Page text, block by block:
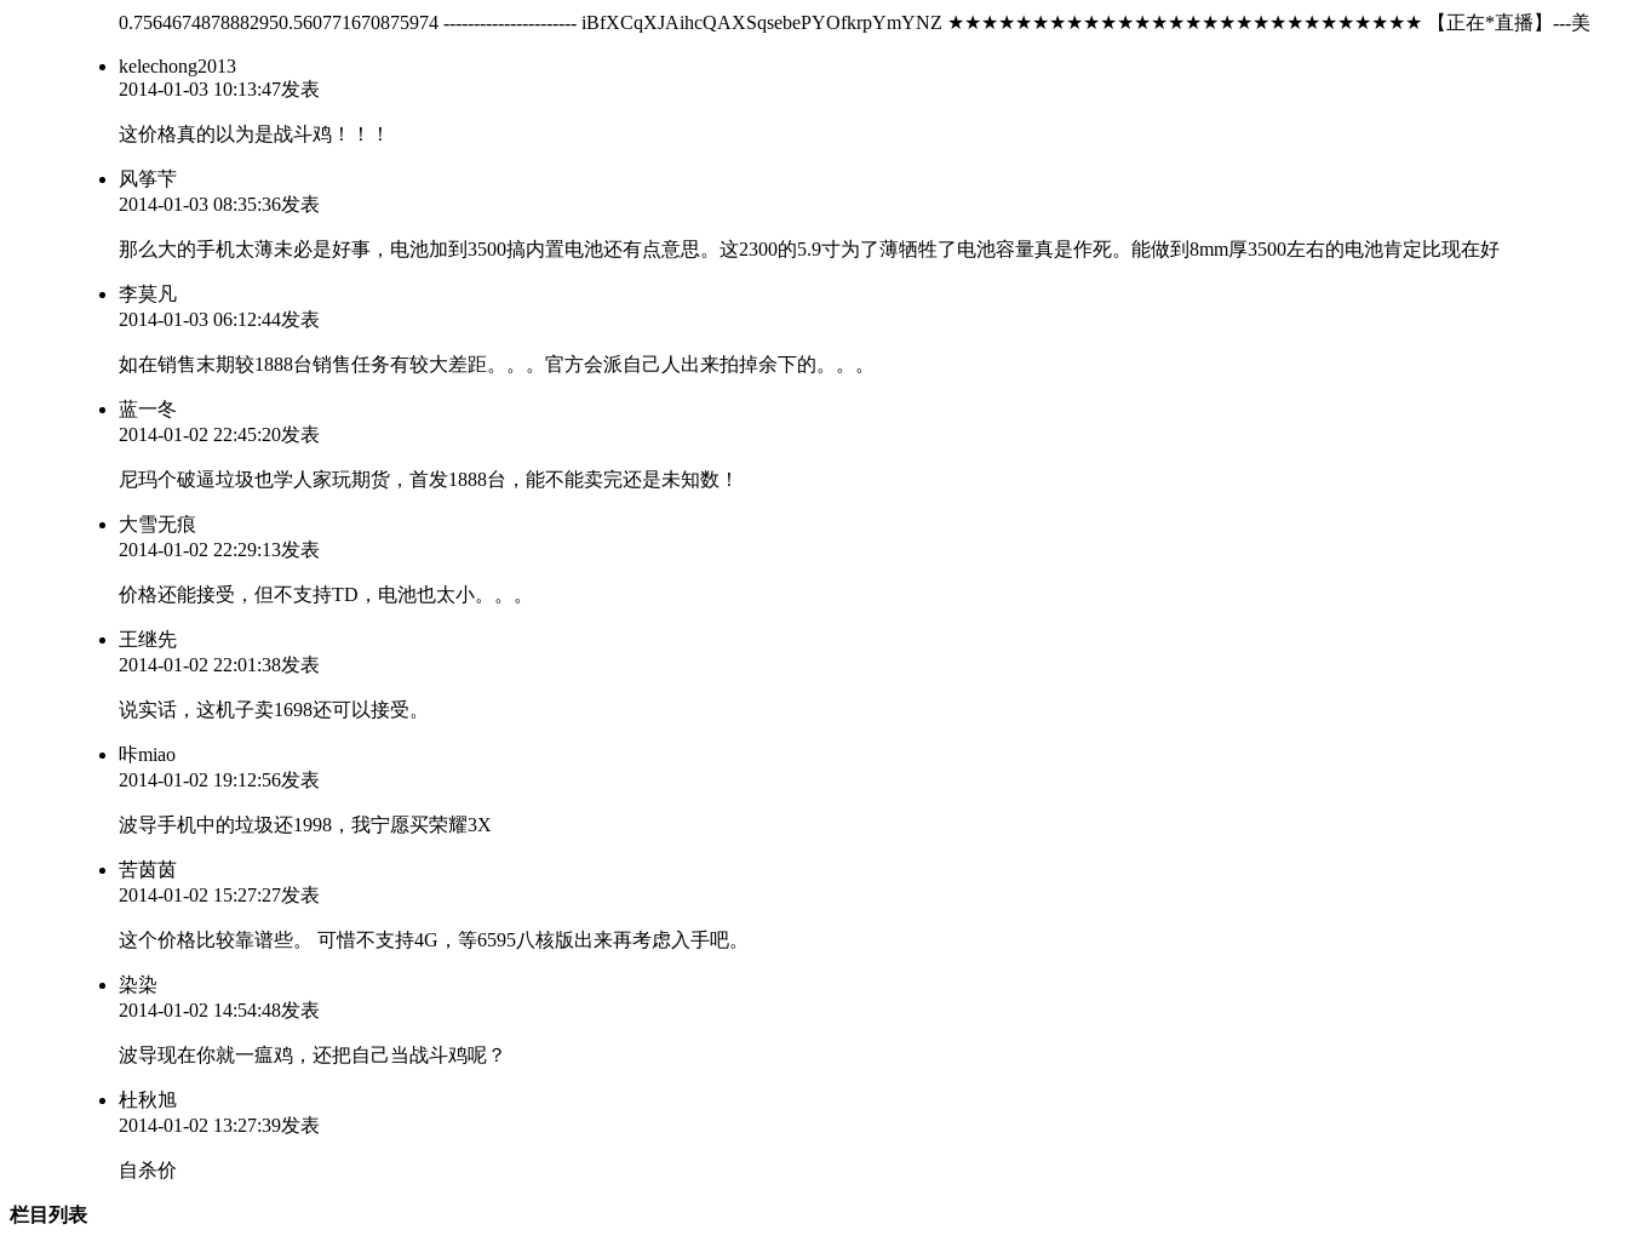
0.7564674878882950.560771670875974 ---------------------- iBfXCqXJAihcQAXSqsebePYOfkrpYmYNZ ★★★★★★★★★★★★★★★★★★★★★★★★★★★★ 【正在*直播】---美
kelechong2013
2014-01-03 10:13:47发表
这价格真的以为是战斗鸡！！！
风筝芐
2014-01-03 08:35:36发表
那么大的手机太薄未必是好事，电池加到3500搞内置电池还有点意思。这2300的5.9寸为了薄牺牲了电池容量真是作死。能做到8mm厚3500左右的电池肯定比现在好
李莫凡
2014-01-03 06:12:44发表
如在销售末期较1888台销售任务有较大差距。。。官方会派自己人出来拍掉余下的。。。
蓝一冬
2014-01-02 22:45:20发表
尼玛个破逼垃圾也学人家玩期货，首发1888台，能不能卖完还是未知数！
大雪无痕
2014-01-02 22:29:13发表
价格还能接受，但不支持TD，电池也太小。。。
王继先
2014-01-02 22:01:38发表
说实话，这机子卖1698还可以接受。
咔miao
2014-01-02 19:12:56发表
波导手机中的垃圾还1998，我宁愿买荣耀3X
苦茵茵
2014-01-02 15:27:27发表
这个价格比较靠谱些。 可惜不支持4G，等6595八核版出来再考虑入手吧。
染染
2014-01-02 14:54:48发表
波导现在你就一瘟鸡，还把自己当战斗鸡呢？
杜秋旭
2014-01-02 13:27:39发表
自杀价
栏目列表